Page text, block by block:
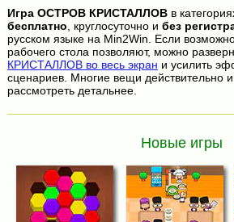
Игра ОСТРОВ КРИСТАЛЛОВв
бесплатно , круглосуточно и без
русском языке на Min2Win. Если
рабочего стола позволяют, можно
КРИСТАЛЛОВ во весь экран и усилить
сценариев. Многие вещи действительно
рассмотреть детальнее.
Новые игры